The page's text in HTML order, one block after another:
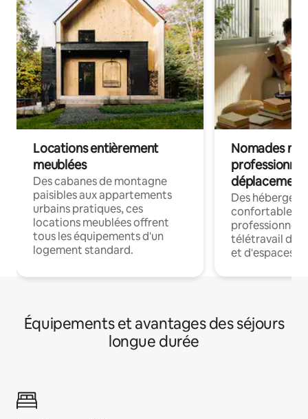
Locations entièrement
meublées
Des cabanes de montagne
paisibles aux appartements
urbains pratiques, ces
locations meublées offrent
tous les équipements d'un
logement standard.
Nomades
déplacement
Des
confortables
professionnels
télétravail
et d'espaces
Équipements et avantages des séjours
longue durée